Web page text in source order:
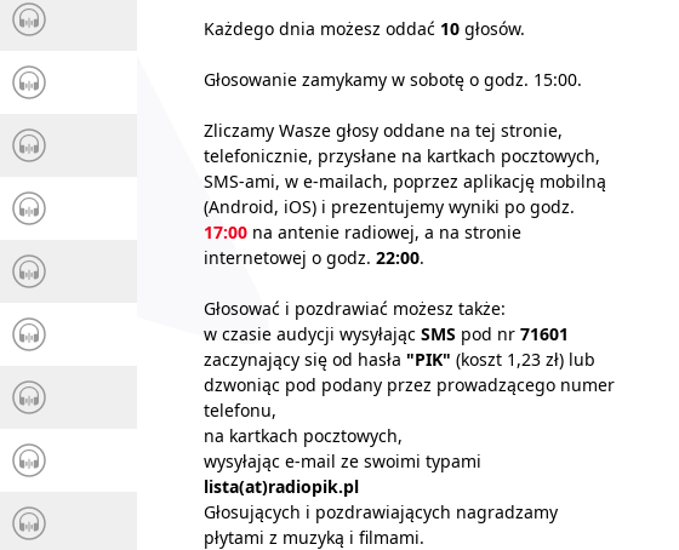
Każdego dnia możesz oddać 10 głosów.
Głosowanie zamykamy w sobotę o godz. 15:00.
Zliczamy Wasze głosy oddane na tej stronie,
telefonicznie, przysłane na kartkach pocztowych,
SMS-ami, w e-mailach, poprzez aplikację mobilną
(Android, iOS) i prezentujemy wyniki po godz.
17:00 na antenie radiowej, a na stronie
internetowej o godz. 22:00.
Głosować i pozdrawiać możesz także:
w czasie audycji wysyłając SMS pod nr 71601
zaczynający się od hasła "PIK" (koszt 1,23 zł) lub
dzwoniąc pod podany przez prowadzącego numer
telefonu,
na kartkach pocztowych,
wysyłając e-mail ze swoimi typami
lista(at)radiopik.pl
Głosujących i pozdrawiających nagradzamy
płytami z muzyką i filmami.